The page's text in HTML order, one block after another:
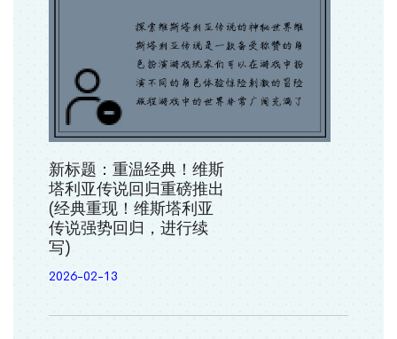
新标题：重温经典！维斯
塔利亚传说回归重磅推出
(经典重现！维斯塔利亚
传说强势回归，进行续
写)
2026-02-13